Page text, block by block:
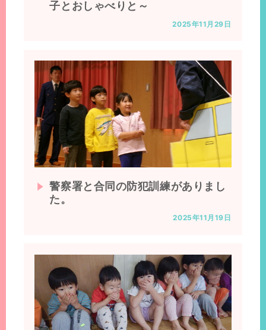
子とおしゃべりと～
2025年11月29日
警察署と合同の防犯訓練がありまし
た。
2025年11月19日